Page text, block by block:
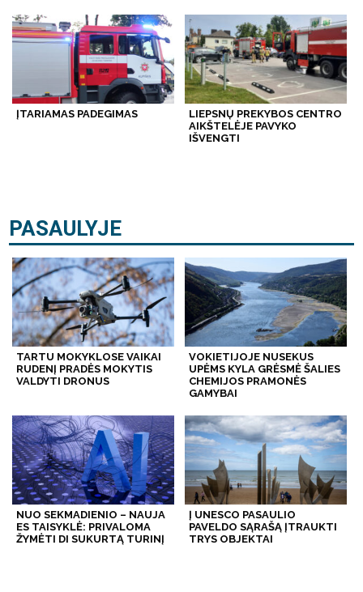
ĮTARIAMAS PADEGIMAS
LIEPSNŲ PREKYBOS CENTRO
AIKŠTELĖJE PAVYKO
IŠVENGTI
PASAULYJE
TARTU MOKYKLOSE VAIKAI
RUDENĮ PRADĖS MOKYTIS
VALDYTI DRONUS
VOKIETIJOJE NUSEKUS
UPĖMS KYLA GRĖSMĖ ŠALIES
CHEMIJOS PRAMONĖS
GAMYBAI
NUO SEKMADIENIO – NAUJA
ES TAISYKLĖ: PRIVALOMA
ŽYMĖTI DI SUKURTĄ TURINĮ
Į UNESCO PASAULIO
PAVELDO SĄRAŠĄ ĮTRAUKTI
TRYS OBJEKTAI